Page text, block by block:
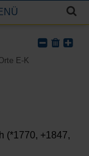
E-K
(*1770, +1847,